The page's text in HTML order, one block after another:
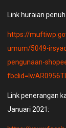
Link huraian
https://
umum/5049-
pengunaan-
Link penerangan
Januari 2021: